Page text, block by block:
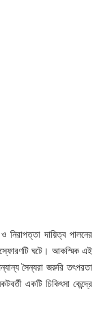
নিরাপত্তা দায়িত্ব পালনের
ঘটে। আকস্মিক এই
সৈন্যরা জরুরি তৎপরতা
একটি চিকিৎসা কেন্দ্রে